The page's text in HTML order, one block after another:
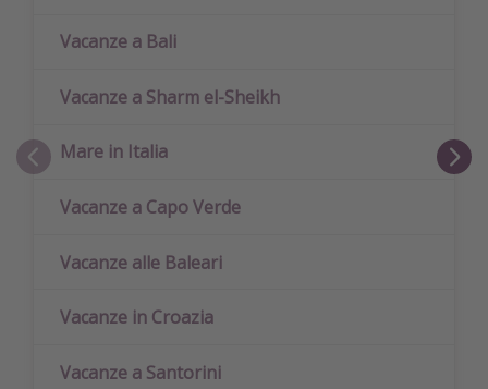
Vacanze a Bali
Vacanze a Sharm el-Sheikh
Mare in Italia
Vacanze a Capo Verde
Vacanze alle Baleari
Vacanze in Croazia
Vacanze a Santorini